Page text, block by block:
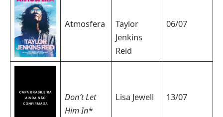
Atmosfera
Taylor
Jenkins
Reid
06/07
Don’t Let
Him In*
Lisa Jewell 13/07